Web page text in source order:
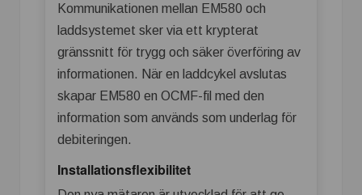
Kommunikationen mellan EM580 och
laddsystemet sker via ett krypterat
gränssnitt för trygg och säker överföring av
informationen. När en laddcykel avslutas
skapar EM580 en OCMF-fil med den
information som används som underlag för
debiteringen.
Installationsflexibilitet